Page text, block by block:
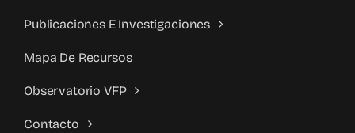
Publicaciones E Investigaciones
Mapa De Recursos
Observatorio VFP
Contacto